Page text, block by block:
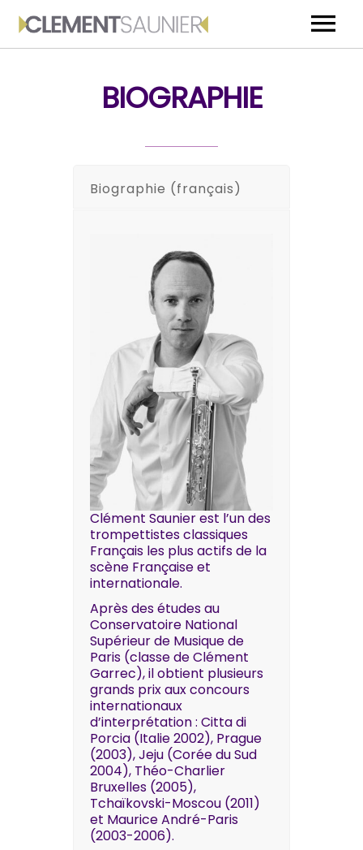
BIOGRAPHIE
MEDIA
EVENEMENTS
BIOGRAPHIE
Biographie (français)
Clément Saunier est l’un des
trompettistes classiques
Français les plus actifs de la
scène Française et
internationale.
Après des études au
Conservatoire National
Supérieur de Musique de
Paris (classe de Clément
Garrec), il obtient plusieurs
grands prix aux concours
internationaux
d’interprétation : Citta di
Porcia (Italie 2002), Prague
(2003), Jeju (Corée du Sud
2004), Théo-Charlier
Bruxelles (2005),
Tchaïkovski-Moscou (2011)
et Maurice André-Paris
(2003-2006).